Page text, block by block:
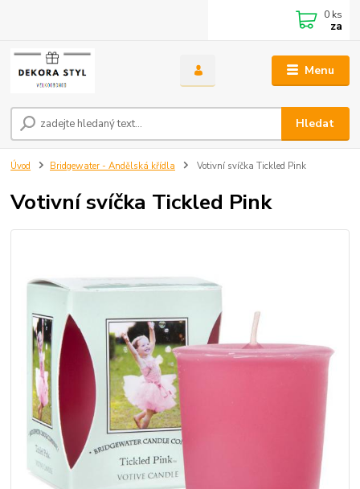
Menu
Hledat
0 ks
za
Úvod Bridgewater - Andělská křídla Votivní svíčka Tickled Pink
Votivní svíčka Tickled Pink